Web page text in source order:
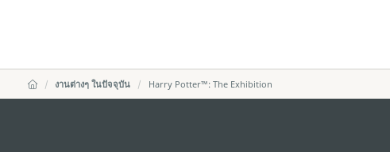
งานต่างๆ ในปัจจุบัน Harry Potter™: The Exhibition